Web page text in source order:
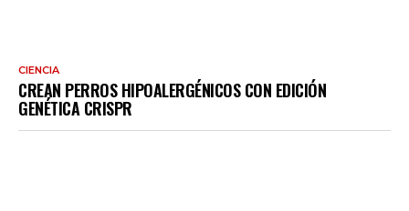
CIENCIA
CREAN PERROS HIPOALERGÉNICOS CON EDICIÓN
GENÉTICA CRISPR